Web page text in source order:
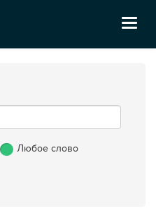
Любое слово